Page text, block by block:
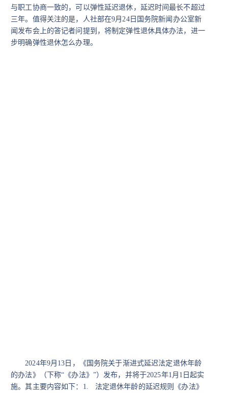
与职工协商一致的，可以弹性延迟退休，延迟时间最长不超过
三年。 值得关注的是，人社部在9月24日国务院新闻办公室新
闻发布会上的答记者问提到，将制定弹性退休具体办法，进一
步明确弹性退休怎么办理。
2024年9月13日，《国务院关于渐进式延迟法定退休年龄
的办法》（下称“《办法》”）发布，并将于2025年1 月1 日起实
施。其主要内容如下： 1. 法定退休年龄的延迟规则 《办法》